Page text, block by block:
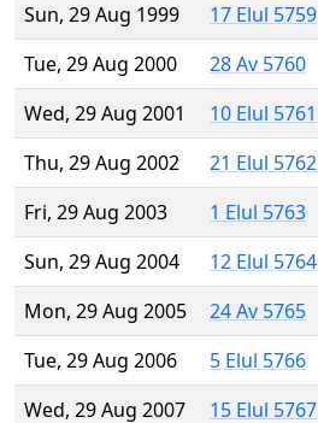
Sun, 29 Aug 1999
17 Elul 5759
Tue, 29 Aug 2000
28 Av 5760
Wed, 29 Aug 2001
10 Elul 5761
Thu, 29 Aug 2002
21 Elul 5762
Fri, 29 Aug 2003
1 Elul 5763
Sun, 29 Aug 2004
12 Elul 5764
Mon, 29 Aug 2005
24 Av 5765
Tue, 29 Aug 2006
5 Elul 5766
Wed, 29 Aug 2007
15 Elul 5767